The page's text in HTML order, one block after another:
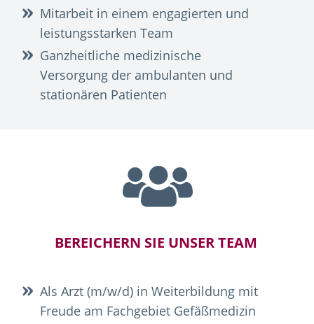
Mitarbeit in einem engagierten und
leistungsstarken Team
Ganzheitliche medizinische
Versorgung der ambulanten und
stationären Patienten
BEREICHERN SIE UNSER TEAM
Als Arzt (m/w/d) in Weiterbildung mit
Freude am Fachgebiet Gefäßmedizin